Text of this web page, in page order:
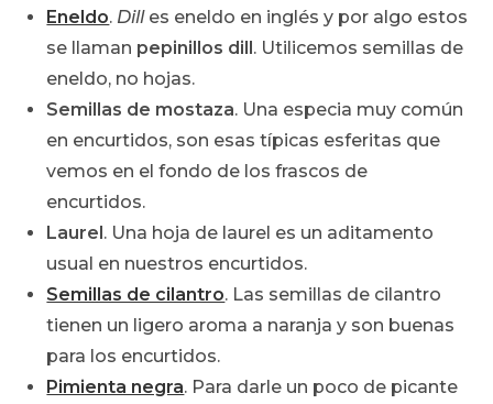
Eneldo. Dilles eneldo en inglés y por algo estos
se llaman pepinillos dill. Utilicemos semillas de
eneldo, no hojas.
Semillas de mostaza. Una especia muy común
en encurtidos, son esas típicas esferitas que
vemos en el fondo de los frascos de
encurtidos.
Laurel. Una hoja de laurel es un aditamento
usual en nuestros encurtidos.
Semillas de cilantro. Las semillas de cilantro
tienen un ligero aroma a naranja y son buenas
para los encurtidos.
Pimienta negra. Para darle un poco de picante